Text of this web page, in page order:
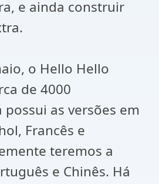
e ainda construir
o Hello Hello
de 4000
possui as versões em
Francês e
teremos a
e Chinês. Há